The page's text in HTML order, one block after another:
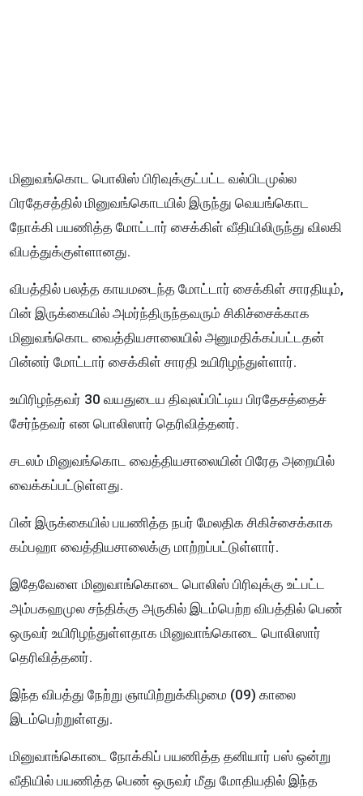
மினுவங்கொட பொலிஸ் பிரிவுக்குட்பட்ட வல்பிடமுல்ல
பிரதேசத்தில் மினுவங்கொடயில் இருந்து வெயங்கொட
நோக்கி பயணித்த மோட்டார் சைக்கிள் வீதியிலிருந்து விலகி
விபத்துக்குள்ளானது.
விபத்தில் பலத்த காயமடைந்த மோட்டார் சைக்கிள் சாரதியும்,
பின் இருக்கையில் அமர்ந்திருந்தவரும் சிகிச்சைக்காக
மினுவங்கொட வைத்தியசாலையில் அனுமதிக்கப்பட்டதன்
பின்னர் மோட்டார் சைக்கிள் சாரதி உயிரிழந்துள்ளார்.
உயிரிழந்தவர் 30 வயதுடைய திவுலப்பிட்டிய பிரதேசத்தைச்
சேர்ந்தவர் என பொலிஸார் தெரிவித்தனர்.
சடலம் மினுவங்கொட வைத்தியசாலையின் பிரேத அறையில்
வைக்கப்பட்டுள்ளது.
பின் இருக்கையில் பயணித்த நபர் மேலதிக சிகிச்சைக்காக
கம்பஹா வைத்தியசாலைக்கு மாற்றப்பட்டுள்ளார்.
இதேவேளை மினுவாங்கொடை பொலிஸ் பிரிவுக்கு உட்பட்ட
அம்பகஹமுல சந்திக்கு அருகில் இடம்பெற்ற விபத்தில் பெண்
ஒருவர் உயிரிழந்துள்ளதாக மினுவாங்கொடை பொலிஸார்
தெரிவித்தனர்.
இந்த விபத்து நேற்று ஞாயிற்றுக்கிழமை (09) காலை
இடம்பெற்றுள்ளது.
மினுவாங்கொடை நோக்கிப் பயணித்த தனியார் பஸ் ஒன்று
வீதியில் பயணித்த பெண் ஒருவர் மீது மோதியதில் இந்த